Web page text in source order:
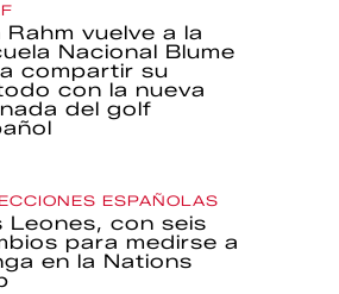
Rahm vuelve a la
Nacional Blume
compartir su
con la nueva
del golf
ESPAÑOLAS
Leones, con seis
para medirse a
en la Nations